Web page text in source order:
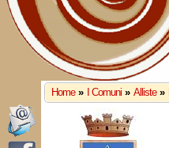
Home » I Comuni » Alliste »